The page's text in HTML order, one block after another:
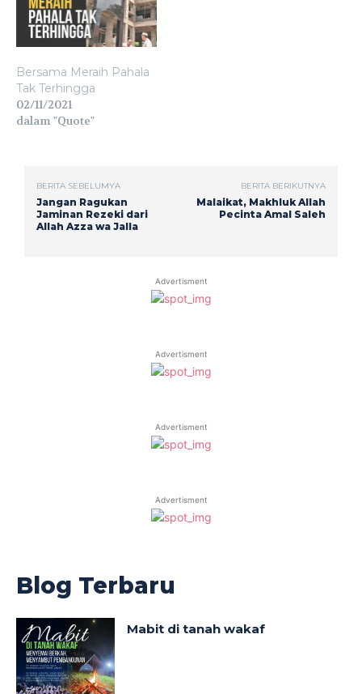
Bersama Meraih Pahala
Tak Terhingga
02/11/2021
dalam "Quote"
BERITA SEBELUMYA
Jangan Ragukan
Jaminan Rezeki dari
Allah Azza wa Jalla
BERITA BERIKUTNYA
Malaikat, Makhluk Allah
Pecinta Amal Saleh
Advertisment
Advertisment
Advertisment
Advertisment
Blog Terbaru
Mabit di tanah wakaf